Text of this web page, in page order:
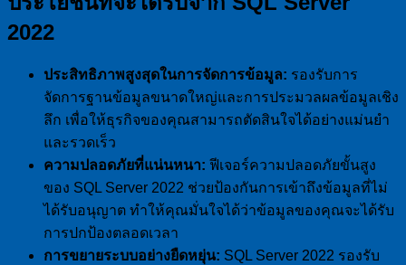
2022
ประสิทธิภาพสูงสุดในการจัดการข้อมูล: รองรับการ
จัดการฐานข้อมูลขนาดใหญ่และการประมวลผลข้อมูลเชิง
ลึก เพื่อให้ธุรกิจของคุณสามารถตัดสินใจได้อย่างแม่นยำ
และรวดเร็ว
ความปลอดภัยที่แน่นหนา: ฟีเจอร์ความปลอดภัยขั้นสูง
ของ SQL Server 2022 ช่วยป้องกันการเข้าถึงข้อมูลที่ไม่
ได้รับอนุญาต ทำให้คุณมั่นใจได้ว่าข้อมูลของคุณจะได้รับ
การปกป้องตลอดเวลา
การขยายระบบอย่างยืดหยุ่น: SQL Server 2022 รองรับ